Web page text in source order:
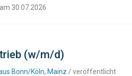
30.07.2026
(w/m/d)
Bonn/Köln, Mainz / veröffentlicht